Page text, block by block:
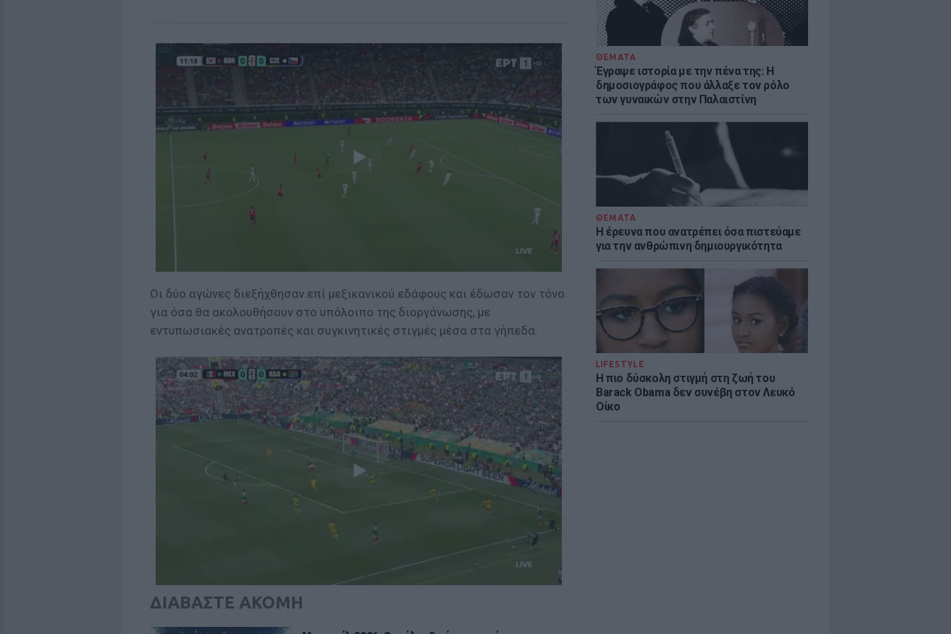
ΘΕΜΑΤΑ
Έγραψε ιστορία με την πένα της: Η
δημοσιογράφος που άλλαξε τον ρόλο
των γυναικών στην Παλαιστίνη
ΘΕΜΑΤΑ
Η έρευνα που ανατρέπει όσα πιστεύαμε
για την ανθρώπινη δημιουργικότητα
LIFESTYLE
Η πιο δύσκολη στιγμή στη ζωή του
Barack Obama δεν συνέβη στον Λευκό
Οίκο
Οι δύο αγώνες διεξήχθησαν επί μεξικανικού εδάφους και έδωσαν τον τόνο
για όσα θα ακολουθήσουν στο υπόλοιπο της διοργάνωσης, με
εντυπωσιακές ανατροπές και συγκινητικές στιγμές μέσα στα γήπεδα.
ΔΙΑΒΑΣΤΕ ΑΚΟΜΗ